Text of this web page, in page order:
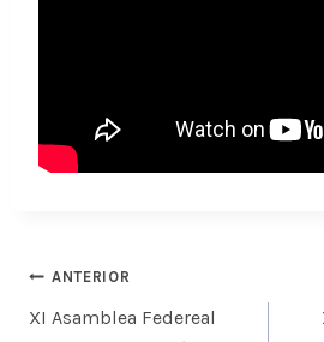
Navegación
de
ANTERIOR
XI Asamblea Federeal